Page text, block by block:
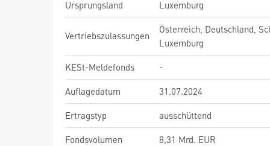
Ursprungsland
Luxemburg
Vertriebszulassungen
Österreich, Deutschland,
Luxemburg
KESt-Meldefonds
-
Auflagedatum
31.07.2024
Ertragstyp
ausschüttend
Fondsvolumen
8,31 Mrd. EUR